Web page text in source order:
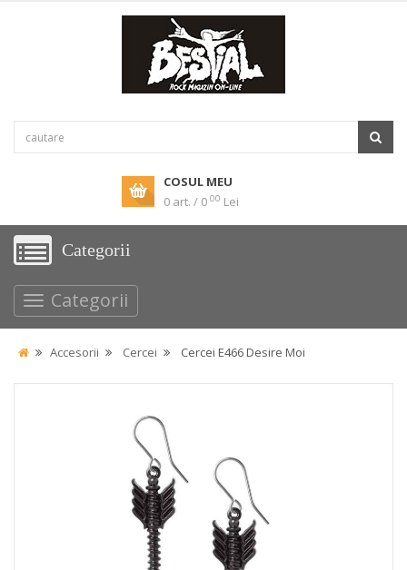
COSUL MEU
0 art. / 0 00 Lei
Categorii
Categorii
Accesorii Cercei Cercei E466 Desire Moi